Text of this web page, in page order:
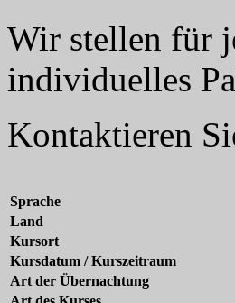
Wir stellen für
individuelles
Kontaktieren
Sprache
Land
Kursort
Kursdatum / Kurszeitraum
Art der Übernachtung